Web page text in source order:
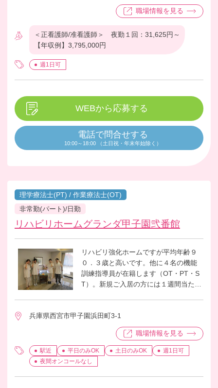
ホームになります。
スタッフも明るく元気なメンバーばか
様のご生活を支えていきましょう！ご
応募お待ちしています。どうぞよろし
職場情報を見る
＜正看護師/准看護師＞ 夜勤１回：31,625円～
【年収例】3,795,000円
週1日可
WEBから応募する
電話で問合せする
10:00～18:00 （土日祝・年末年始除く）
理学療法士(PT) / 作業療法士(OT)
非常勤(パート)/日勤
リハビリホームグランダ甲子園弐番館
リハビリ強化ホームですが平均年齢９
０．３歳と高いです。他に４名の機能
訓練指導員が在籍します（OT・PT・S
T）。新規ご入居の方には１週間当たり
は機能訓練室やダイニング、居室内、
廊下、施設外など様々行っています。
兵庫県西宮市甲子園浜田町3-1
職場情報を見る
駅近 平日のみOK 土日のみOK
週1日可
夜間オンコールなし